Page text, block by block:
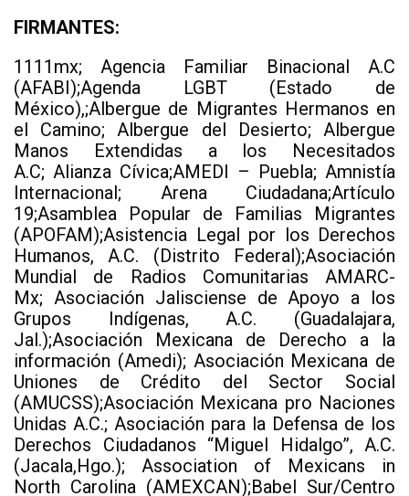
FIRMANTES:
1111mx; Agencia Familiar Binacional A.C
(AFABI);Agenda LGBT (Estado de
México),;Albergue de Migrantes Hermanos en
el Camino; Albergue del Desierto; Albergue
Manos Extendidas a los Necesitados
A.C; Alianza Cívica;AMEDI – Puebla; Amnistía
Internacional; Arena Ciudadana;Artículo
19;Asamblea Popular de Familias Migrantes
(APOFAM);Asistencia Legal por los Derechos
Humanos, A.C. (Distrito Federal);Asociación
Mundial de Radios Comunitarias AMARC-
Mx; Asociación Jalisciense de Apoyo a los
Grupos Indígenas, A.C. (Guadalajara,
Jal.);Asociación Mexicana de Derecho a la
información (Amedi); Asociación Mexicana de
Uniones de Crédito del Sector Social
(AMUCSS);Asociación Mexicana pro Naciones
Unidas A.C.; Asociación para la Defensa de los
Derechos Ciudadanos “Miguel Hidalgo”, A.C.
(Jacala,Hgo.); Association of Mexicans in
North Carolina (AMEXCAN);Babel Sur/Centro